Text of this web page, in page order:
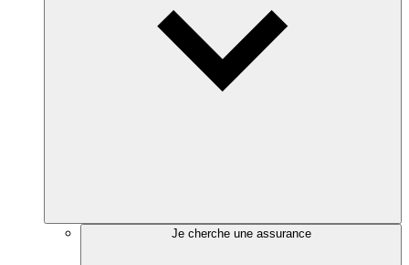
Je cherche une assurance